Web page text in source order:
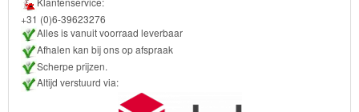
Sofia
het
prinsesje
+31 (0)6-39623276
Alles is vanuit voorraad leverbaar
Afhalen kan bij ons op afspraak
Scherpe prijzen.
Altijd verstuurd via: